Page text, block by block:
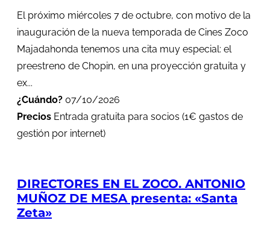
El próximo miércoles 7 de octubre, con motivo de la
inauguración de la nueva temporada de Cines Zoco
Majadahonda tenemos una cita muy especial: el
preestreno de Chopin, en una proyección gratuita y
ex...
¿Cuándo? 07/10/2026
Precios Entrada gratuita para socios (1€ gastos de
gestión por internet)
DIRECTORES EN EL ZOCO. ANTONIO
MUÑOZ DE MESA presenta: «Santa
Zeta»